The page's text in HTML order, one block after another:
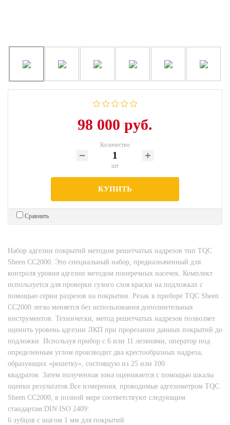
98 000 руб.
Количество
шт
КУПИТЬ
Сравнить
Набор адгезии покрытий методом решетчатых надрезов тип TQC
Sheen СС2000. Это специальный набор, предназначенный для
контроля уровня адгезии методом поперечных насечек. Комплект
используется для проверки сухого слоя краски на подложках с
помощью серии разрезов на покрытии. Резак в приборе TQC Sheen
СС2000 легко меняется без использования дополнительных
инструментов. Технически, метод решетчатых надрезов позволяет
оценить уровень адгезии ЛКП при прорезании данных покрытий до
подложки. Используя прибор с 6 или 11 лезвиями, оператор под
определенным углом производит два крестообразных надреза,
образующих «решетку», состоящую из 25 или 100
квадратов. Затем полученная зона оценивается с помощью шкалы
оценки результатов.Все измерения, проводимые адгезиметром TQC
Sheen СС2000, в полной мере соответствуют следующим
стандартам:DIN ISO 2409:
6 зубцов с шагом 1 мм для покрытий